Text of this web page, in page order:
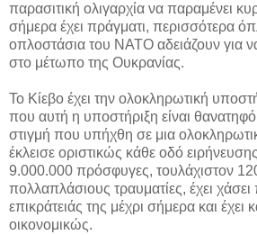
παρασιτική ολιγαρχία να παραμένει
σήμερα έχει πράγματι, περισσότερα
οπλοστάσια του ΝΑΤΟ αδειάζουν για
στο μέτωπο της Ουκρανίας.
Το Κίεβο έχει την ολοκληρωτική
που αυτή η υποστήριξη είναι
στιγμή που υπήχθη σε μια
έκλεισε οριστικώς κάθε οδό
9.000.000 πρόσφυγες, τουλάχιστον
πολλαπλάσιους τραυματίες, έχει
επικράτειάς της μέχρι σήμερα και έχει
οικονομικώς.